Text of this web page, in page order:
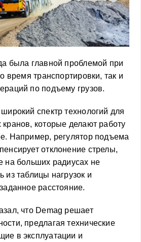
была главной проблемой при
время транспортировки, так и
по подъему грузов.
спектр технологий для
которые делают работу
Например, регулятор подъема
отклонение стрелы,
на больших радиусах не
из таблицы нагрузок и
расстояние.
что Demag решает
предлагая технические
в эксплуатации и